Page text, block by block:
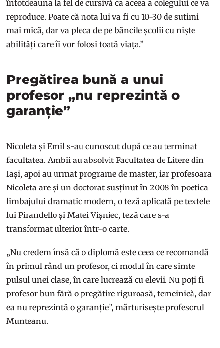
întotdeauna la fel de cursivă ca aceea a colegului ce va
reproduce. Poate că nota lui va fi cu 10-30 de sutimi
mai mică, dar va pleca de pe băncile școlii cu niște
abilități care îi vor folosi toată viața.”
Pregătirea bună a unui
profesor „nu reprezintă o
garanție”
Nicoleta și Emil s-au cunoscut după ce au terminat
facultatea. Ambii au absolvit Facultatea de Litere din
Iași, apoi au urmat programe de master, iar profesoara
Nicoleta are și un doctorat susținut în 2008 în poetica
limbajului dramatic modern, o teză aplicată pe textele
lui Pirandello și Matei Vișniec, teză care s-a
transformat ulterior într-o carte.
„Nu credem însă că o diplomă este ceea ce recomandă
în primul rând un profesor, ci modul în care simte
pulsul unei clase, în care lucrează cu elevii. Nu poți fi
profesor bun fără o pregătire riguroasă, temeinică, dar
ea nu reprezintă o garanție”, mărturisește profesorul
Munteanu.